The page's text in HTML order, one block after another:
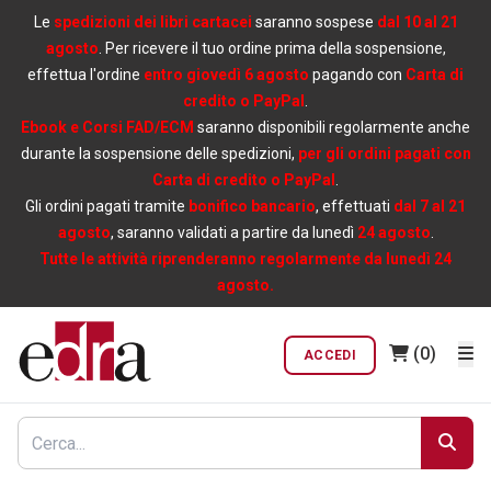
Le spedizioni dei libri cartacei saranno sospese dal 10 al 21
agosto . Per ricevere il tuo ordine prima della sospensione,
effettua l'ordine entro giovedì 6 agosto pagando con Carta di
credito o PayPal
Ebook e Corsi FAD/ECM saranno disponibili regolarmente anche
durante la sospensione delle spedizioni, per gli ordini pagati con
Carta di credito o PayPal
Gli ordini pagati tramite bonifico bancario, effettuati dal 7 al 21
agosto, saranno validati a partire da lunedì 24 agosto
Tutte le attività riprenderanno regolarmente da lunedì 24
agosto.
ACCEDI (0)